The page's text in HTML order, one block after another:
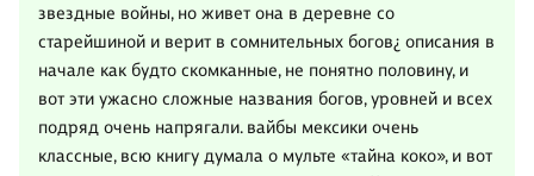
звездные войны, но живет она в деревне со
старейшиной и верит в сомнительных богов¿ описания в
начале как будто скомканные, не понятно половину, и
вот эти ужасно сложные названия богов, уровней и всех
подряд очень напрягали. вайбы мексики очень
классные, всю книгу думала о мульте «тайна коко», и вот